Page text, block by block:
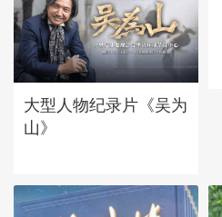
大型人物纪录片《吴为
山》